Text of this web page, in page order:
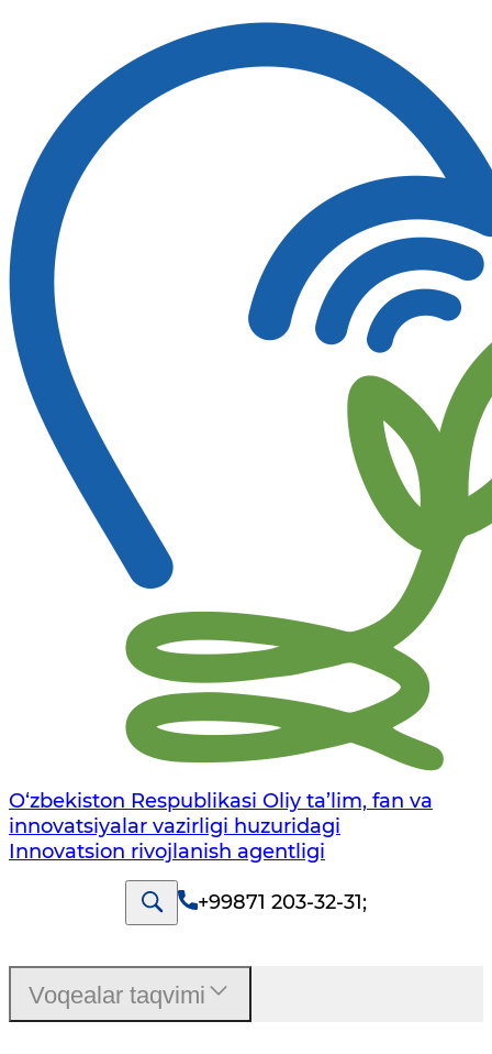
O‘zbekiston Respublikasi Oliy ta’lim, fan va
innovatsiyalar vazirligi huzuridagi
Innovatsion rivojlanish agentligi
+99871 203-32-31;
Voqealar taqvimi